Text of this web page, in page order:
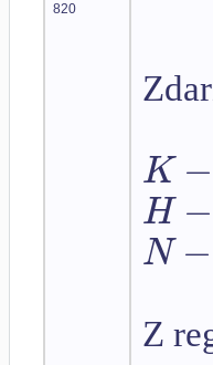
820
K −
H −
N −
Z